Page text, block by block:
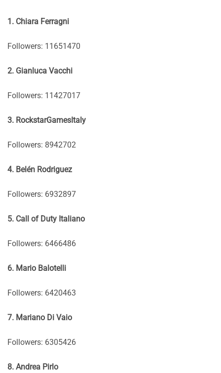
1. Chiara Ferragni
Followers: 11651470
2. Gianluca Vacchi
Followers: 11427017
3. RockstarGamesItaly
Followers: 8942702
4. Belén Rodriguez
Followers: 6932897
5. Call of Duty Italiano
Followers: 6466486
6. Mario Balotelli
Followers: 6420463
7. Mariano Di Vaio
Followers: 6305426
8. Andrea Pirlo